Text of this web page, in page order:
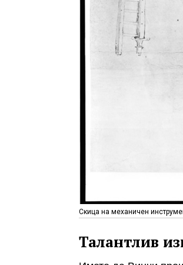
Скица на механичен
Талантлив